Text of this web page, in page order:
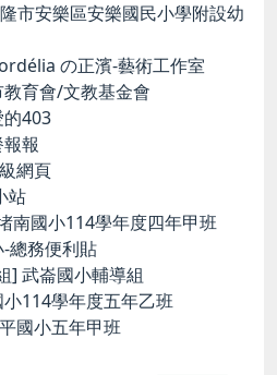
市安樂區安樂國民小學附設幼
の正濱-藝術工作室
育會/文教基金會
403
報
網頁
站
南國小114學年度四年甲班
總務便利貼
] 武崙國小輔導組
114學年度五年乙班
國小五年甲班